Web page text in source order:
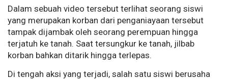
Dalam sebuah video tersebut terlihat seorang siswi
yang merupakan korban dari penganiayaan tersebut
tampak dijambak oleh seorang perempuan hingga
terjatuh ke tanah. Saat tersungkur ke tanah, jilbab
korban bahkan ditarik hingga terlepas.
Di tengah aksi yang terjadi, salah satu siswi berusaha